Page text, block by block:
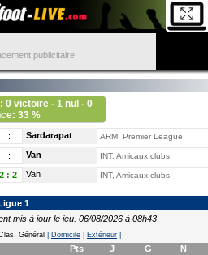
publicitaire
0 victoire - 1 nul - 0
33 %
: Sardarapat ARM, Premier League
: Van INT, Amicaux clubs
2 : 2 Van INT, Amicaux clubs
1
mis à jour le jeu. 06/08/2026 à 08h43
Général Domicile Extérieur
Pts J G
N